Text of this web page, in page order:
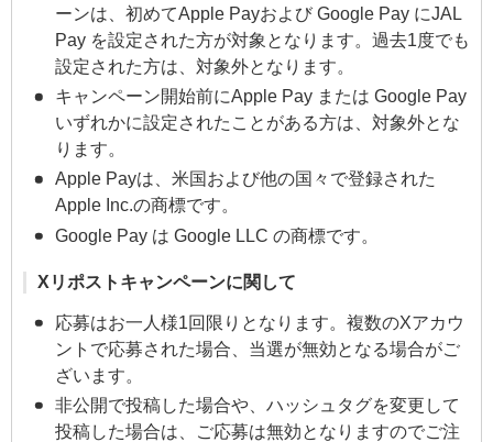
ーンは、初めてApple Payおよび Google Pay にJAL
Pay を設定された方が対象となります。過去1度でも
設定された方は、対象外となります。
キャンペーン開始前にApple Pay または Google Pay
いずれかに設定されたことがある方は、対象外とな
ります。
Apple Payは、米国および他の国々で登録された
Apple Inc.の商標です。
Google Pay は Google LLC の商標です。
Xリポストキャンペーンに関して
応募はお一人様1回限りとなります。複数のXアカウ
ントで応募された場合、当選が無効となる場合がご
ざいます。
非公開で投稿した場合や、ハッシュタグを変更して
投稿した場合は、ご応募は無効となりますのでご注